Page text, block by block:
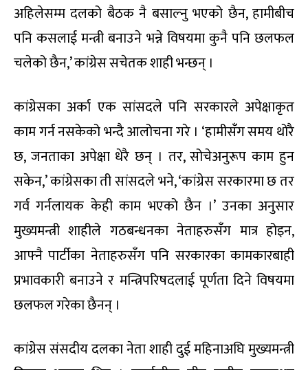
अहिलेसम्म दलको बैठक नै बसाल्नु भएको छैन, हामीबीच
पनि कसलाई मन्त्री बनाउने भन्ने विषयमा कुनै पनि छलफल
चलेको छैन,’ कांग्रेस सचेतक शाही भन्छन् ।
कांग्रेसका अर्का एक सांसदले पनि सरकारले अपेक्षाकृत
काम गर्न नसकेको भन्दै आलोचना गरे । ‘हामीसँग समय थोरै
छ, जनताका अपेक्षा धेरै छन् । तर, सोचेअनुरूप काम हुन
सकेन,’ कांग्रेसका ती सांसदले भने, ‘कांग्रेस सरकारमा छ तर
गर्व गर्नलायक केही काम भएको छैन ।’ उनका अनुसार
मुख्यमन्त्री शाहीले गठबन्धनका नेताहरुसँग मात्र होइन,
आफ्नै पार्टीका नेताहरुसँग पनि सरकारका कामकारबाही
प्रभावकारी बनाउने र मन्त्रिपरिषदलाई पूर्णता दिने विषयमा
छलफल गरेका छैनन् ।
कांग्रेस संसदीय दलका नेता शाही दुई महिनाअघि मुख्यमन्त्री